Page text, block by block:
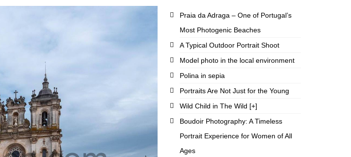
Praia da Adraga – One of Portugal’s
Most Photogenic Beaches
A Typical Outdoor Portrait Shoot
Model photo in the local environment
Polina in sepia
Portraits Are Not Just for the Young
Wild Child in The Wild [+]
Boudoir Photography: A Timeless
Portrait Experience for Women of All
Ages